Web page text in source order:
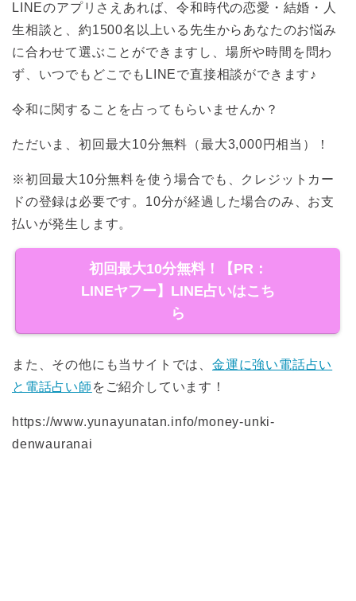
LINEのアプリさえあれば、令和時代の恋愛・結婚・人
生相談と、約1500名以上いる先生からあなたのお悩み
に合わせて選ぶことができますし、場所や時間を問わ
ず、いつでもどこでもLINEで直接相談ができます♪
令和に関することを占ってもらいませんか？
ただいま、初回最大10分無料（最大3,000円相当）！
※初回最大10分無料を使う場合でも、クレジットカー
ドの登録は必要です。10分が経過した場合のみ、お支
払いが発生します。
初回最大10分無料！【PR：
LINEヤフー】LINE占いはこち
ら
また、その他にも当サイトでは、 金運に強い電話占い
と電話占い師 をご紹介しています！
https://www.yunayunatan.info/money-unki-
denwauranai